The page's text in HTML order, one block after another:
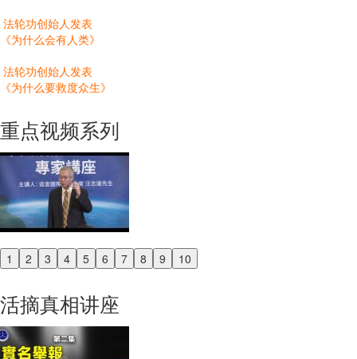
法轮功创始人发表
《为什么会有人类》
法轮功创始人发表
《为什么要救度众生》
重点视频系列
1 2 3 4 5 6 7 8 9 10
Previous
活摘真相讲座